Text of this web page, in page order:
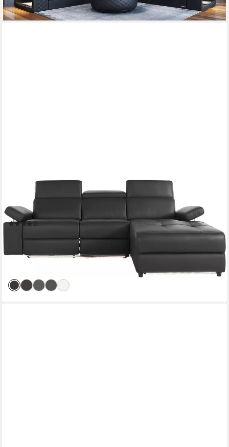
HOME AFFAIRE
Ecksofa Kilado, L-Form, mit Relaxfunktion, verstellbarer
Armlehne, Kopfteilverstellung